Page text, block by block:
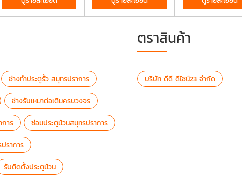
ช่างทำประตูรั้ว สมุทรปราการ
ช่างรับเหมาต่อเติมครบวงจร
าร ซ่อมประตูม้วนสมุทรปราการ
ราการ
รับติดตั้งประตูม้วน
ตราสินค้า
บริษัท ดีดี ดีไซน์23 จำกัด